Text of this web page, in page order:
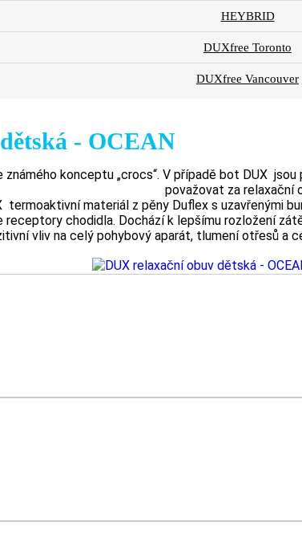
HEYBRID
DUXfree Toronto
DUXfree Vancouver
- OCEAN
konceptu „crocs“. V případě bot DUX
považovat za relaxační
materiál z pěny Duflex s uzavřenými
chodidla. Dochází k lepšímu rozložení
vliv na celý pohybový aparát, tlumení otřesů a